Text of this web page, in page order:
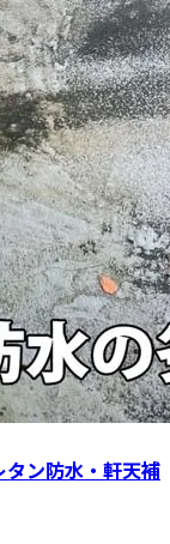
ン防水・軒天補